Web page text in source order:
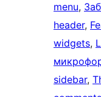
menu,
header,
widgets,
sidebar,